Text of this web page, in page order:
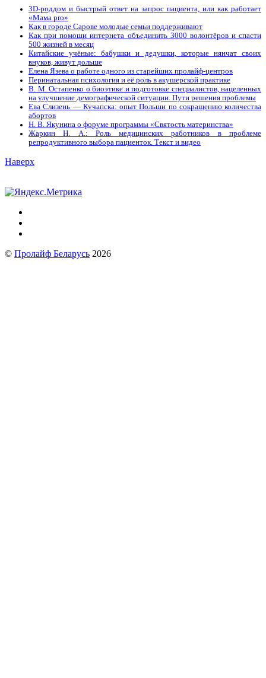
3D-роддом и быстрый ответ на запрос пациента, или как работает
«Мама prо»
Как в городе Сарове молодые семьи поддерживают
Как при помощи интернета объединить 3000 волонтёров и спасти
500 жизней в месяц
Китайские учёные: бабушки и дедушки, которые нянчат своих
внуков, живут дольше
Елена Язева о работе одного из старейших пролайф-центров
Перинатальная психология и её роль в акушерской практике
В. М. Остапенко о биоэтике и подготовке специалистов, нацеленных
на улучшение демографической ситуации. Пути решения проблемы
Ева Слизень — Кучапска: опыт Польши по сокращению количества
абортов
Н. В. Якунина о форуме программы «Святость материнства»
Жаркин Н. А.: Роль медицинских работников в проблеме
репродуктивного выбора пациенток. Tекст и видео
Наверх
© Пролайф Беларусь 2026